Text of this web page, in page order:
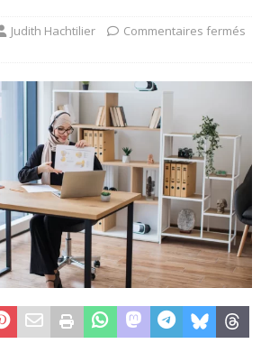
Judith Hachtilier Commentaires fermés